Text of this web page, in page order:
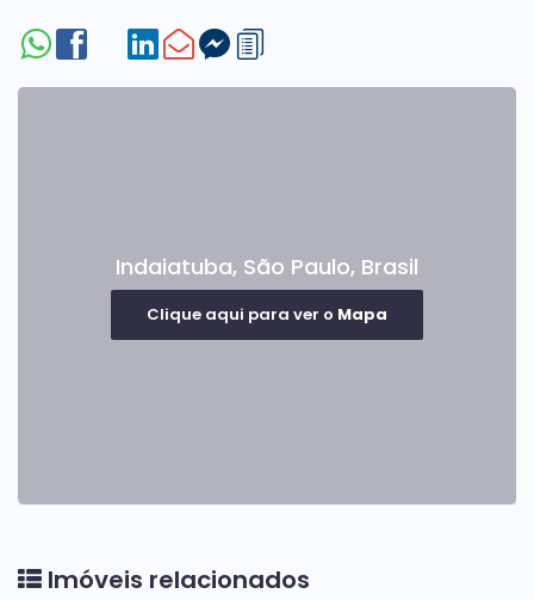
Indaiatuba, São Paulo, Brasil
Clique aqui para ver o Mapa
Imóveis relacionados